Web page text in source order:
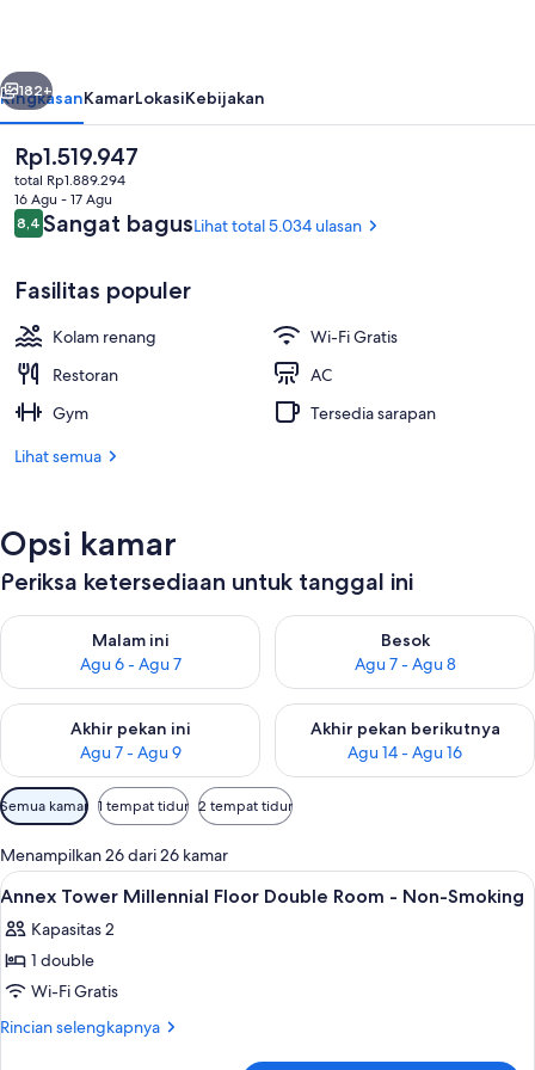
Restoran
Berikutnya
182+
RingkasanKamarLokasiKebijakan
Harga
saat
ini
Rp1.519.947
Rp1.519.947
total Rp1.889.294
16 Agu - 17 Agu
Ulasan
8,48,4 dari 10
Sangat bagusLihat total 5.034 ulasan
Fasilitas populer
Kolam renang
Wi-Fi Gratis
Restoran
AC
Gym
Tersedia sarapan
Lihat semua
Opsi kamar
Periksa ketersediaan untuk tanggal ini
Malam ini
Agu 6 - Agu 7
Periksa ketersediaan untuk malam ini Agu 6 - Agu 7
Besok
Agu 7 - Agu 8
Periksa ketersediaan untuk
Akhir pekan ini
Agu 7 - Agu 9
Periksa ketersediaan untuk akhir pekan ini Agu 7 - Agu 9
Akhir pekan berikutnya
Agu 14 - Agu 16
Periksa ketersediaan untuk
Filter
tersedia
untuk
kamar
Semua kamar 1 tempat tidur 2 tempat tidur
Menampilkan 26 dari 26 kamar
Lihat
semua
foto
untuk
Annex
Tower
Brankas, ruang kerja ramah laptop,
9
Annex Tower Millennial Floor Double Room - Non-Smoking
Kapasitas 2
1 double
Wi-Fi Gratis
Rincian selengkapnya
Rincian